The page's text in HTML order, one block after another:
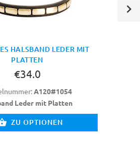
HALSBAND LEDER MIT
PLATTEN
€34.0
A120#1054
Leder mit Platten
ZU OPTIONEN